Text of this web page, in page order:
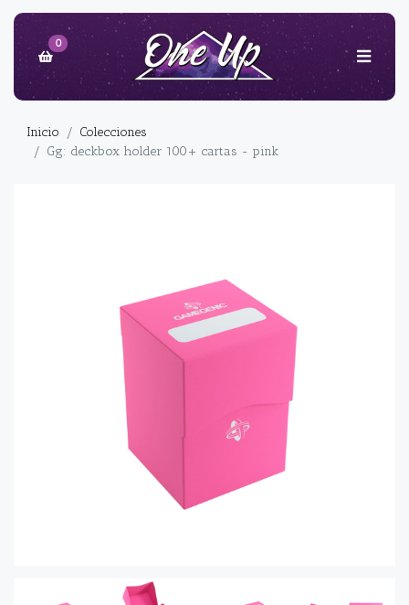
0
Inicio
Colecciones
Gg: deckbox holder 100+ cartas - pink